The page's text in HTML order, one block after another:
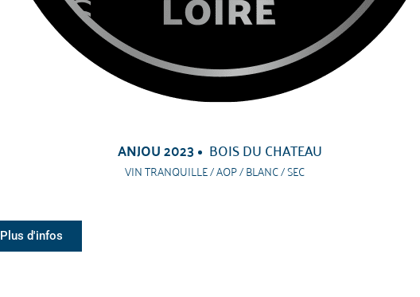
ANJOU 2023 BOIS DU CHATEAU
VIN TRANQUILLE / AOP / BLANC / SEC
Plus d'infos